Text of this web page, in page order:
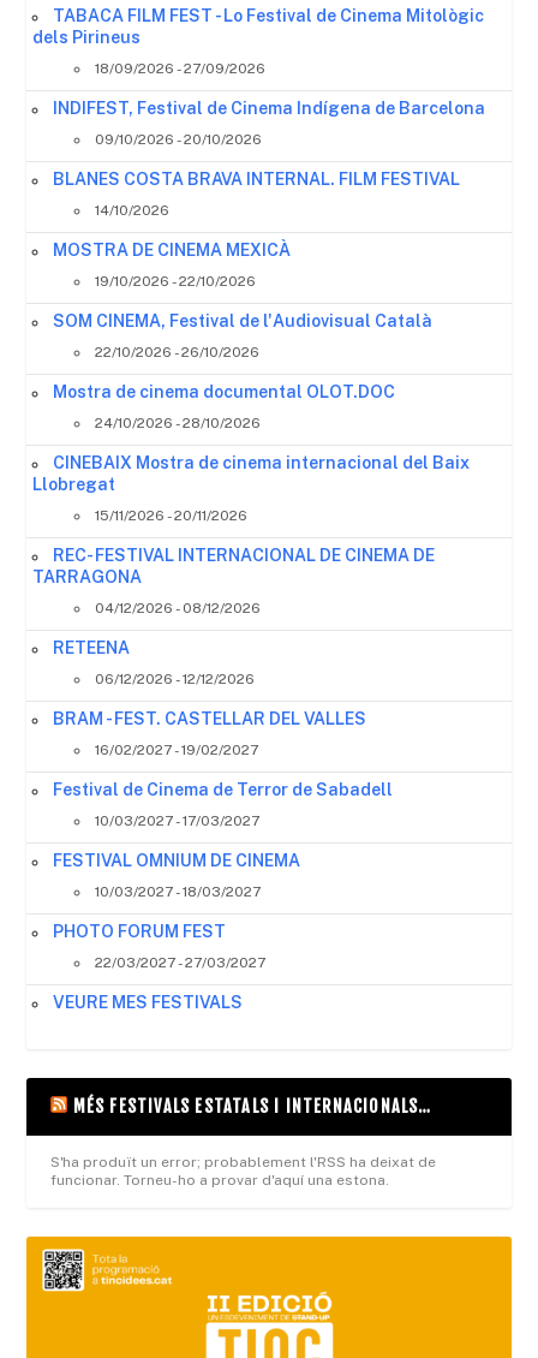
TABACA FILM FEST - Lo Festival de Cinema Mitològic
dels Pirineus
18/09/2026 - 27/09/2026
INDIFEST, Festival de Cinema Indígena de Barcelona
09/10/2026 - 20/10/2026
BLANES COSTA BRAVA INTERNAL. FILM FESTIVAL
14/10/2026
MOSTRA DE CINEMA MEXICÀ
19/10/2026 - 22/10/2026
SOM CINEMA, Festival de l'Audiovisual Català
22/10/2026 - 26/10/2026
Mostra de cinema documental OLOT.DOC
24/10/2026 - 28/10/2026
CINEBAIX Mostra de cinema internacional del Baix
Llobregat
15/11/2026 - 20/11/2026
REC- FESTIVAL INTERNACIONAL DE CINEMA DE
TARRAGONA
04/12/2026 - 08/12/2026
RETEENA
06/12/2026 - 12/12/2026
BRAM - FEST. CASTELLAR DEL VALLES
16/02/2027 - 19/02/2027
Festival de Cinema de Terror de Sabadell
10/03/2027 - 17/03/2027
FESTIVAL OMNIUM DE CINEMA
10/03/2027 - 18/03/2027
PHOTO FORUM FEST
22/03/2027 - 27/03/2027
VEURE MES FESTIVALS
MÉS FESTIVALS ESTATALS I INTERNACIONALS…
S'ha produït un error; probablement l'RSS ha deixat de
funcionar. Torneu-ho a provar d'aquí una estona.